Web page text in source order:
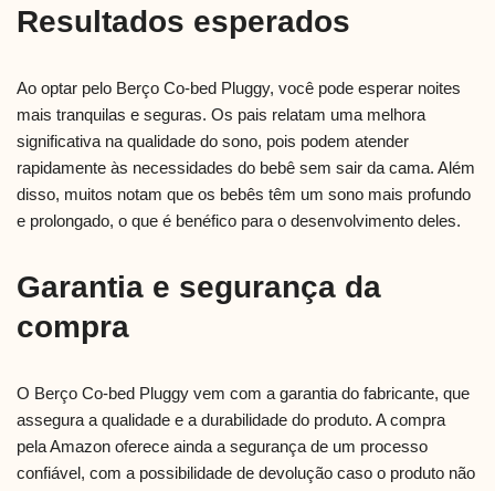
Resultados esperados
Ao optar pelo Berço Co-bed Pluggy, você pode esperar noites
mais tranquilas e seguras. Os pais relatam uma melhora
significativa na qualidade do sono, pois podem atender
rapidamente às necessidades do bebê sem sair da cama. Além
disso, muitos notam que os bebês têm um sono mais profundo
e prolongado, o que é benéfico para o desenvolvimento deles.
Garantia e segurança da
compra
O Berço Co-bed Pluggy vem com a garantia do fabricante, que
assegura a qualidade e a durabilidade do produto. A compra
pela Amazon oferece ainda a segurança de um processo
confiável, com a possibilidade de devolução caso o produto não